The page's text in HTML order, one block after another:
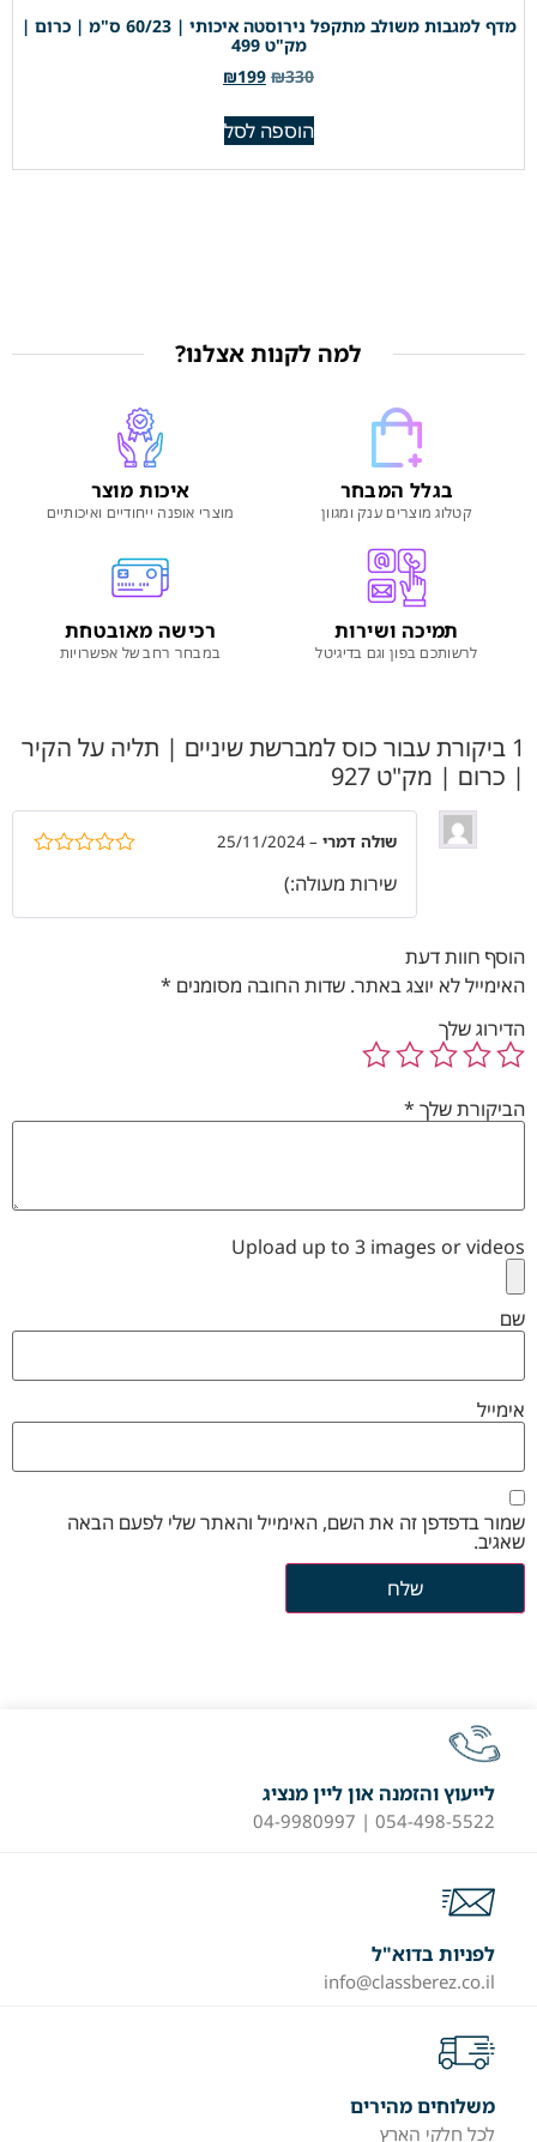
מדף למגבות משולב מתקפל נירוסטה איכותי | 60/23 ס"מ | כרום |
מק"ט 499
₪330
₪199
הוספה לסל
למה לקנות אצלנו?
בגלל המבחר
קטלוג מוצרים ענק ומגוון
איכות מוצר
מוצרי אופנה ייחודיים ואיכותיים
תמיכה ושירות
לרשותכם בפון וגם בדיגיטל
רכישה מאובטחת
במבחר רחב של אפשרויות
1 ביקורת עבור
כוס למברשת שיניים | תליה על הקיר
| כרום | מק"ט 927
שולה דמרי –
25/11/2024
שירות מעולה:)
הוסף חוות דעת
האימייל לא יוצג באתר. שדות החובה מסומנים *
הדירוג שלך
הביקורת שלך *
Upload up to 3 images or videos
שם
אימייל
שמור בדפדפן זה את השם, האימייל והאתר שלי לפעם הבאה
שאגיב.
לייעוץ והזמנה און ליין מנציג
054-498-5522 | 04-9980997
לפניות בדוא"ל
info@classberez.co.il
משלוחים מהירים
לכל חלקי הארץ